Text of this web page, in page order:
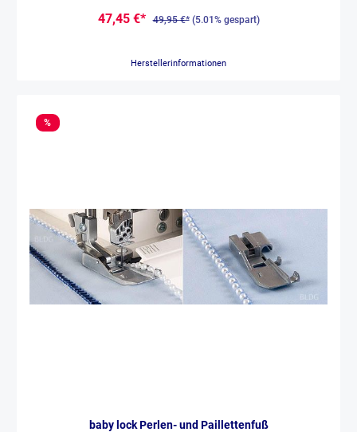
47,45 €* 49,95 €* (5.01% gespart)
Herstellerinformationen
%
baby lock Perlen- und Paillettenfuß